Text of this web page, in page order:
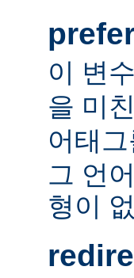
이 변
을 미
어태
그 언
형이